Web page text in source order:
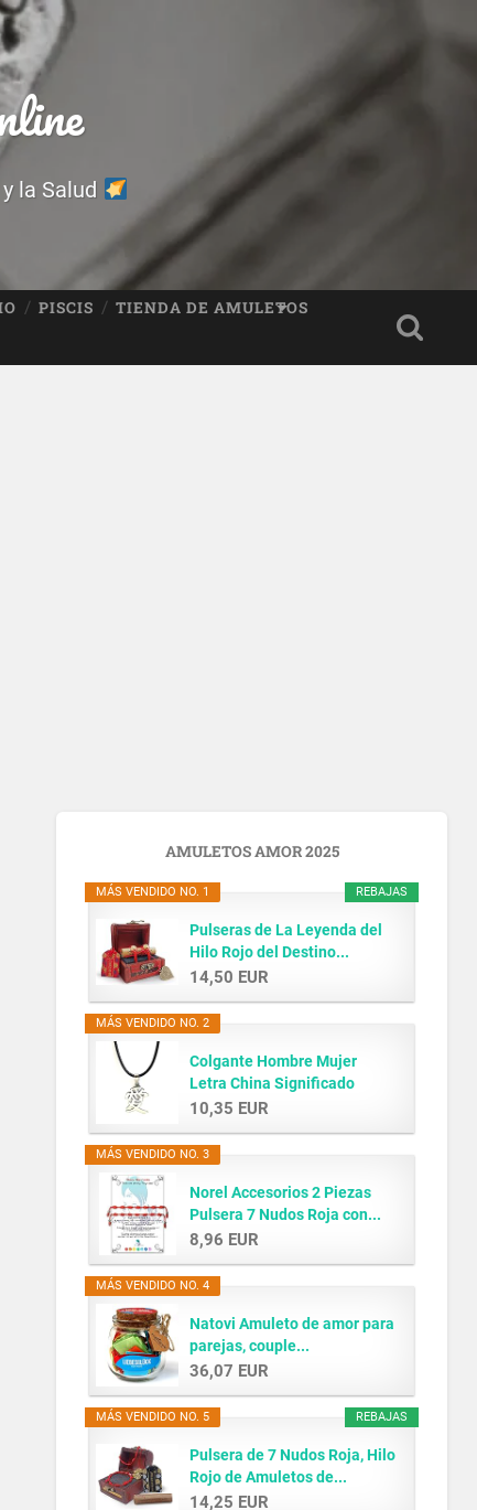
la Salud
PISCIS TIENDA DE AMULETOS
AMULETOS AMOR 2025
REBAJAS
MÁS VENDIDO NO. 1
Pulseras de La Leyenda del
Hilo Rojo del Destino...
14,50 EUR
MÁS VENDIDO NO. 2
Colgante Hombre Mujer
Letra China Significado
AMOR...
10,35 EUR
MÁS VENDIDO NO. 3
Norel Accesorios 2 Piezas
Pulsera 7 Nudos Roja con...
8,96 EUR
MÁS VENDIDO NO. 4
Natovi Amuleto de amor para
parejas, couple...
36,07 EUR
REBAJAS
MÁS VENDIDO NO. 5
Pulsera de 7 Nudos Roja, Hilo
Rojo de Amuletos de...
14,25 EUR